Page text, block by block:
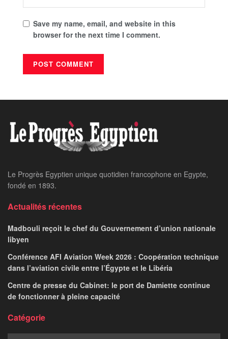
Save my name, email, and website in this
browser for the next time I comment.
Le Progrès Egyptien unique quotidien francophone en Egypte,
fondé en 1893.
Actualités récentes
Madbouli reçoit le chef du Gouvernement d’union nationale
libyen
Conférence AFI Aviation Week 2026 : Coopération technique
dans l’aviation civile entre l’Égypte et le Libéria
Centre de presse du Cabinet: le port de Damiette continue
de fonctionner à pleine capacité
Catégorie